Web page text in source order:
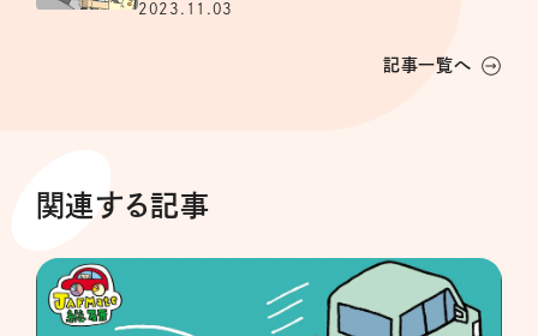
2023.11.03
記事一覧へ
関連する記事